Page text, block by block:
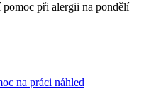
při alergii na pondělí
náhled